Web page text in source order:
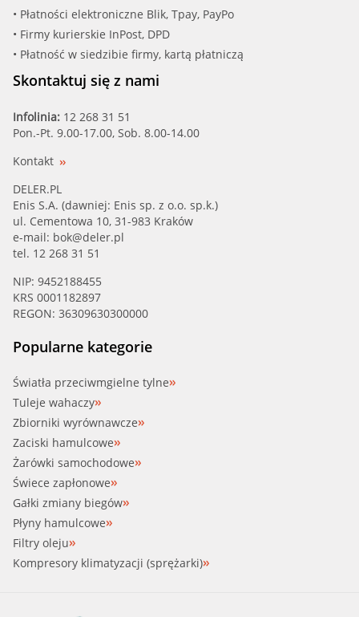
• Płatności elektroniczne Blik, Tpay, PayPo
• Firmy kurierskie InPost, DPD
• Płatność w siedzibie firmy, kartą płatniczą
Skontaktuj się z nami
Infolinia: 12 268 31 51
Pon.-Pt. 9.00-17.00, Sob. 8.00-14.00
Kontakt
DELER.PL
Enis S.A. (dawniej: Enis sp. z o.o. sp.k.)
ul. Cementowa 10, 31-983 Kraków
e-mail: bok@deler.pl
tel. 12 268 31 51
NIP: 9452188455
KRS 0001182897
REGON: 36309630300000
Popularne kategorie
Światła przeciwmgielne tylne
Tuleje wahaczy
Zbiorniki wyrównawcze
Zaciski hamulcowe
Żarówki samochodowe
Świece zapłonowe
Gałki zmiany biegów
Płyny hamulcowe
Filtry oleju
Kompresory klimatyzacji (sprężarki)